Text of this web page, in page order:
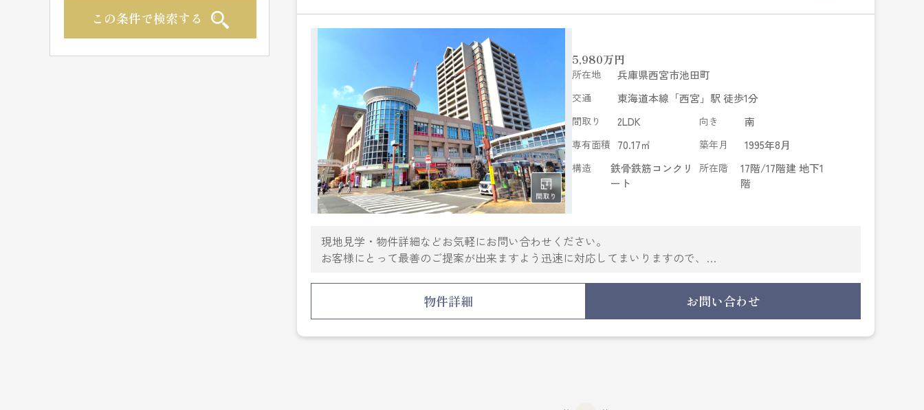
5,980万円
所在地 兵庫県西宮市池田町
交通 東海道本線「西宮」駅 徒歩1分
間取り 2LDK 向き 南
専有面積 70.17㎡ 築年月 1995年8月
構造
鉄骨鉄筋コンクリ
ート
所在階
17階/17階建 地下1
階
現地見学・物件詳細などお気軽にお問い合わせください。
お客様にとって最善のご提案が出来ますよう迅速に対応してまいりますので、
物件詳細 お問い合わせ
この条件で検索する